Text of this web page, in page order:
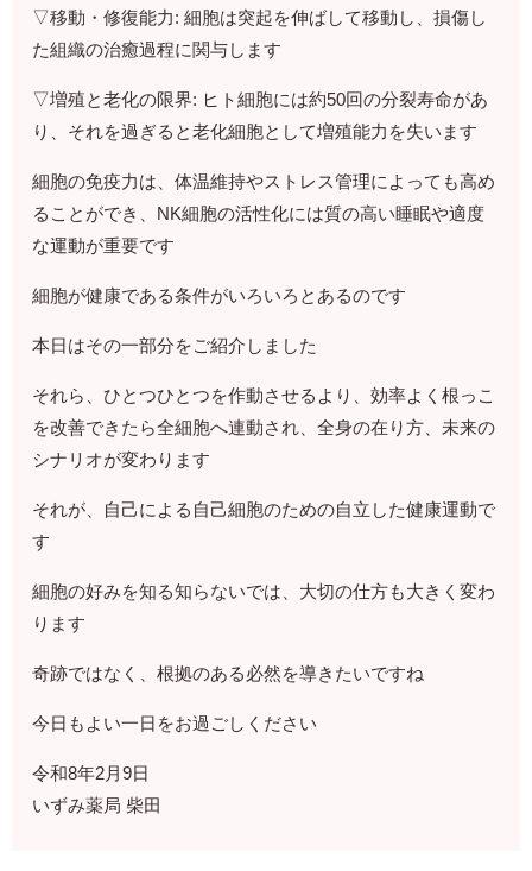
▽移動・修復能力: 細胞は突起を伸ばして移動し、損傷し
た組織の治癒過程に関与します
▽増殖と老化の限界: ヒト細胞には約50回の分裂寿命があ
り、それを過ぎると老化細胞として増殖能力を失います
細胞の免疫力は、体温維持やストレス管理によっても高め
ることができ、NK細胞の活性化には質の高い睡眠や適度
な運動が重要です
細胞が健康である条件がいろいろとあるのです
本日はその一部分をご紹介しました
それら、ひとつひとつを作動させるより、効率よく根っこ
を改善できたら全細胞へ連動され、全身の在り方、未来の
シナリオが変わります
それが、自己による自己細胞のための自立した健康運動で
す
細胞の好みを知る知らないでは、大切の仕方も大きく変わ
ります
奇跡ではなく、根拠のある必然を導きたいですね
今日もよい一日をお過ごしください
令和8年2月9日
いずみ薬局 柴田